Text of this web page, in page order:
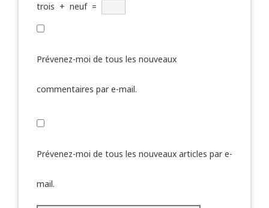
trois + neuf =
Prévenez-moi de tous les nouveaux
commentaires par e-mail.
Prévenez-moi de tous les nouveaux articles par e-
mail.